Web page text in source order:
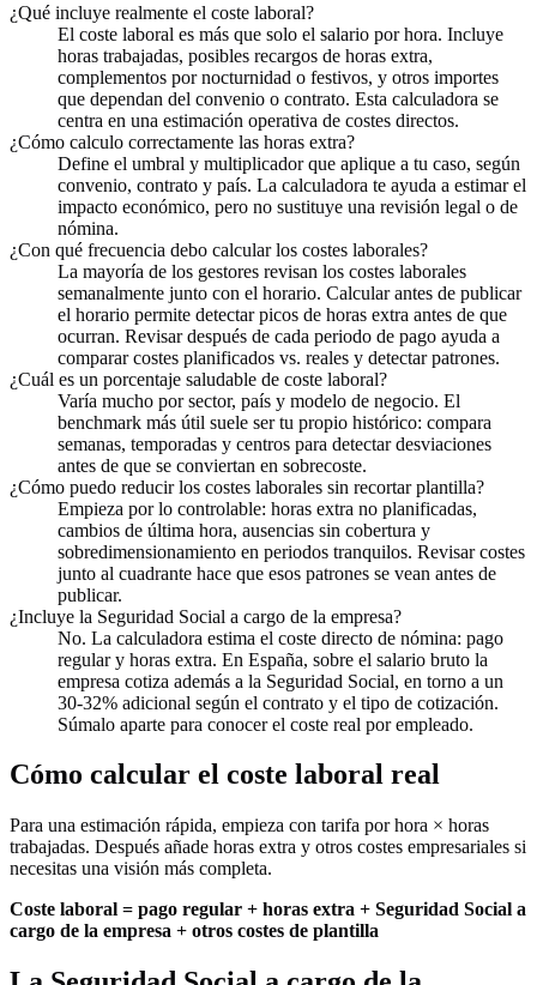
¿Qué incluye realmente el coste laboral?
El coste laboral es más que solo el salario por hora. Incluye
horas trabajadas, posibles recargos de horas extra,
complementos por nocturnidad o festivos, y otros importes
que dependan del convenio o contrato. Esta calculadora se
centra en una estimación operativa de costes directos.
¿Cómo calculo correctamente las horas extra?
Define el umbral y multiplicador que aplique a tu caso, según
convenio, contrato y país. La calculadora te ayuda a estimar el
impacto económico, pero no sustituye una revisión legal o de
nómina.
¿Con qué frecuencia debo calcular los costes laborales?
La mayoría de los gestores revisan los costes laborales
semanalmente junto con el horario. Calcular antes de publicar
el horario permite detectar picos de horas extra antes de que
ocurran. Revisar después de cada periodo de pago ayuda a
comparar costes planificados vs. reales y detectar patrones.
¿Cuál es un porcentaje saludable de coste laboral?
Varía mucho por sector, país y modelo de negocio. El
benchmark más útil suele ser tu propio histórico: compara
semanas, temporadas y centros para detectar desviaciones
antes de que se conviertan en sobrecoste.
¿Cómo puedo reducir los costes laborales sin recortar plantilla?
Empieza por lo controlable: horas extra no planificadas,
cambios de última hora, ausencias sin cobertura y
sobredimensionamiento en periodos tranquilos. Revisar costes
junto al cuadrante hace que esos patrones se vean antes de
publicar.
¿Incluye la Seguridad Social a cargo de la empresa?
No. La calculadora estima el coste directo de nómina: pago
regular y horas extra. En España, sobre el salario bruto la
empresa cotiza además a la Seguridad Social, en torno a un
30-32% adicional según el contrato y el tipo de cotización.
Súmalo aparte para conocer el coste real por empleado.
Cómo calcular el coste laboral real
Para una estimación rápida, empieza con tarifa por hora × horas
trabajadas. Después añade horas extra y otros costes empresariales si
necesitas una visión más completa.
Coste laboral = pago regular + horas extra + Seguridad Social a
cargo de la empresa + otros costes de plantilla